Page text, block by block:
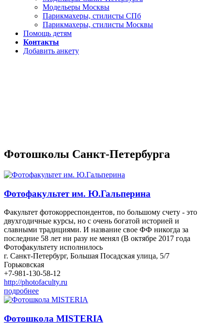
Модельеры Москвы
Парикмахеры, стилисты СПб
Парикмахеры, стилисты Москвы
Помощь детям
Контакты
Добавить анкету
Фотошколы Санкт-Петербурга
Фотофакультет им. Ю.Гальперина
Факультет фотокорреспондентов, по большому счету - это
двухгодичные курсы, но с очень богатой историей и
славными традициями. И название свое ФФ никогда за
последние 58 лет ни разу не менял (В октябре 2017 года
Фотофакультету исполнилось
г. Санкт-Петербург, Большая Посадская улица, 5/7
Горьковская
+7-981-130-58-12
http://photofaculty.ru
подробнее
Фотошкола MISTERIA